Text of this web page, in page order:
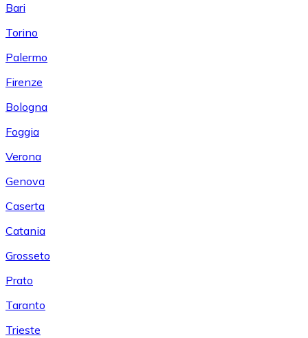
Bari
Torino
Palermo
Firenze
Bologna
Foggia
Verona
Genova
Caserta
Catania
Grosseto
Prato
Taranto
Trieste